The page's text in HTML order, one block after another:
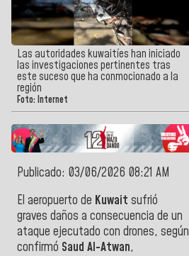
Las autoridades kuwaitíes han iniciado
las investigaciones pertinentes tras
este suceso que ha conmocionado a la
región
Foto: Internet
Publicado: 03/06/2026 08:21 AM
El aeropuerto de Kuwait sufrió
graves daños a consecuencia de un
ataque ejecutado con drones, según
confirmó Saud Al-Atwan,